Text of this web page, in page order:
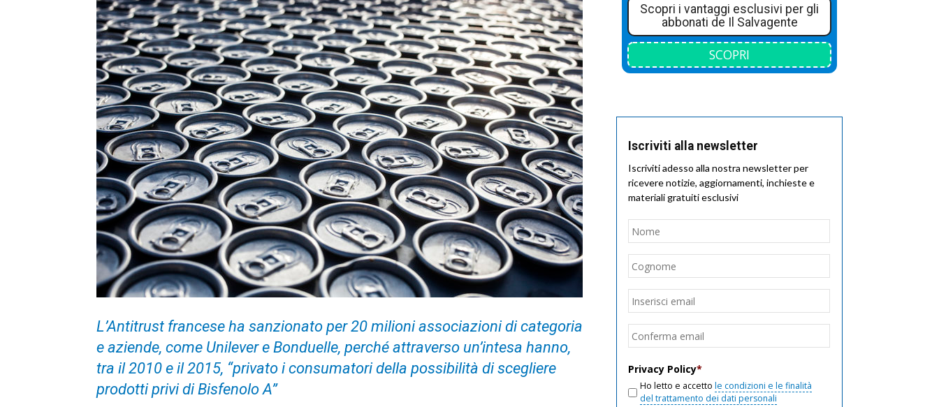
L’Antitrust francese ha sanzionato per 20 milioni associazioni di categoria
e aziende, come Unilever e Bonduelle, perché attraverso un’intesa hanno,
tra il 2010 e il 2015, “privato i consumatori della possibilità di scegliere
prodotti privi di Bisfenolo A”
Scopri i vantaggi esclusivi per gli
abbonati de Il Salvagente
SCOPRI
Iscriviti alla newsletter
Iscriviti adesso alla nostra newsletter per
ricevere notizie, aggiornamenti, inchieste e
materiali gratuiti esclusivi
Nome
Email
Privacy Policy*
Ho letto e accetto le condizioni e le finalità
del trattamento dei dati personali